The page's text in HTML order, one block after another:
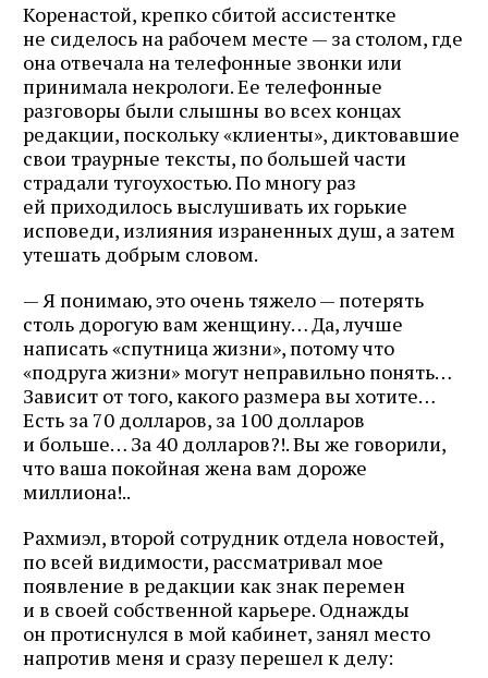
Коренастой, крепко сбитой ассистентке
не сиделось на рабочем месте — за столом, где
она отвечала на телефонные звонки или
принимала некрологи. Ее телефонные
разговоры были слышны во всех концах
редакции, поскольку «клиенты», диктовавшие
свои траурные тексты, по большей части
страдали тугоухостью. По многу раз
ей приходилось выслушивать их горькие
исповеди, излияния израненных душ, а затем
утешать добрым словом.
— Я понимаю, это очень тяжело — потерять
столь дорогую вам женщину… Да, лучше
написать «спутница жизни», потому что
«подруга жизни» могут неправильно понять…
Зависит от того, какого размера вы хотите…
Есть за 70 долларов, за 100 долларов
и больше… За 40 долларов?!. Вы же говорили,
что ваша покойная жена вам дороже
миллиона!..
Рахмиэл, второй сотрудник отдела новостей,
по всей видимости, рассматривал мое
появление в редакции как знак перемен
и в своей собственной карьере. Однажды
он протиснулся в мой кабинет, занял место
напротив меня и сразу перешел к делу: